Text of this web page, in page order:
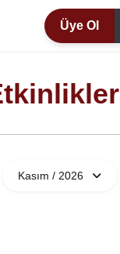
Üye Ol
Kasım / 2026